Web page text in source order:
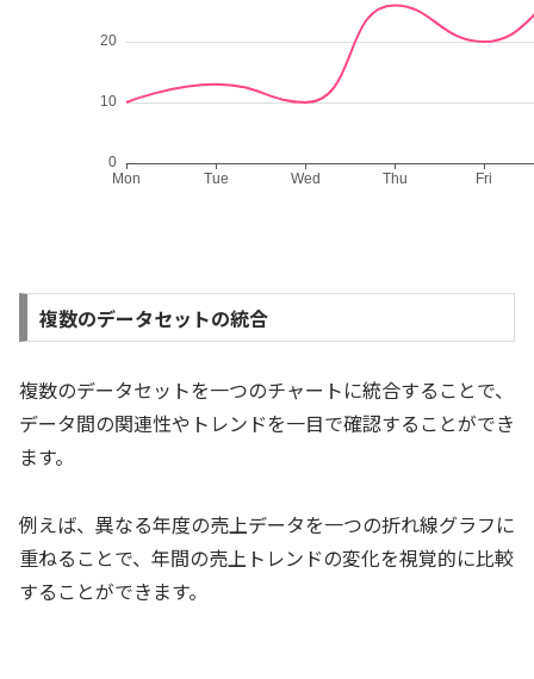
複数のデータセットの統合
複数のデータセットを一つのチャートに統合することで、
データ間の関連性やトレンドを一目で確認することができ
ます。
例えば、異なる年度の売上データを一つの折れ線グラフに
重ねることで、年間の売上トレンドの変化を視覚的に比較
することができます。